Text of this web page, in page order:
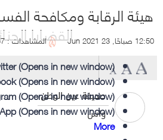
هيئة الرقابة ومكافحة
القضايا 12:50 صباحًا, 23 Jun 2021 المشاهدات : 57
صحيفة عين الوطن
واس
(Opens in new window)
(Opens in new window)
(Opens in new window)
(Opens in new window)
More